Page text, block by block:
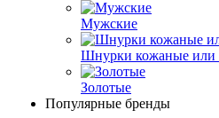
Мужские
Шнурки кожаные или
Золотые
Популярные бренды